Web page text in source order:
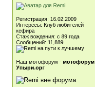
Регистрация: 16.02.2009
Интересы: Клуб любителей
кефира
Стаж вождения: с 89 года
Сообщений: 11,889
Наш мотофорум - мотофорум
Упыри.орг